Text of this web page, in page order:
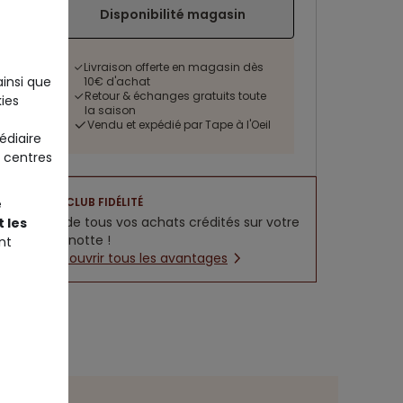
Disponibilité magasin
Livraison offerte en magasin dès
10€ d'achat
Retour & échanges gratuits toute
la saison
Vendu et expédié par Tape à l'Oeil
CLUB FIDÉLITÉ
5% de tous vos achats crédités sur votre
cagnotte !
Découvrir tous les avantages
que
les